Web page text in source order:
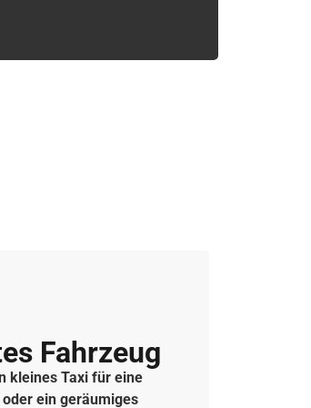
Fahrzeug
kleines Taxi für eine
ein geräumiges